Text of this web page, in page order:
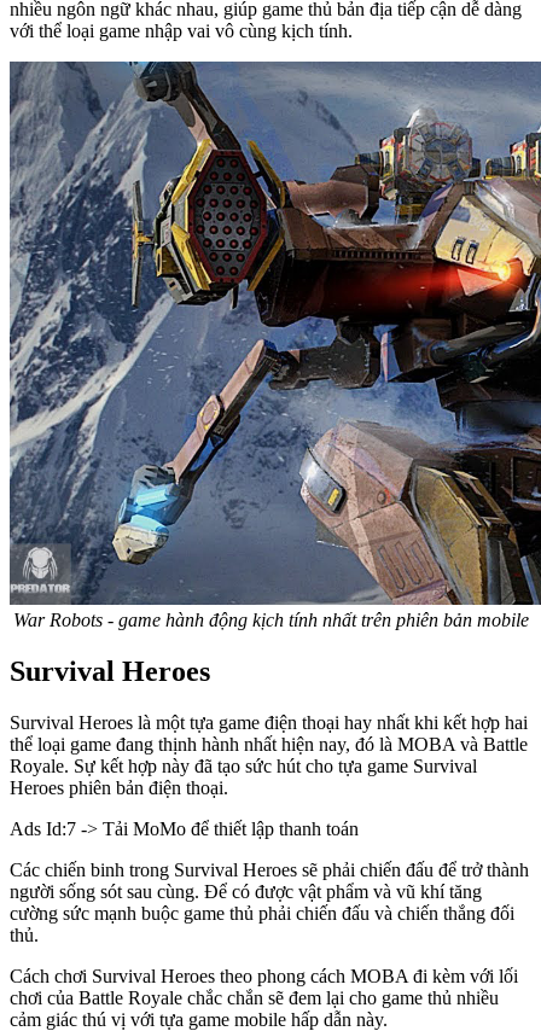
nhiều ngôn ngữ khác nhau, giúp game thủ bản địa tiếp cận dễ dàng
với thể loại game nhập vai vô cùng kịch tính.
War Robots - game hành động kịch tính nhất trên phiên bản mobile
Survival Heroes
Survival Heroes là một tựa game điện thoại hay nhất khi kết hợp hai
thể loại game đang thịnh hành nhất hiện nay, đó là MOBA và Battle
Royale. Sự kết hợp này đã tạo sức hút cho tựa game Survival
Heroes phiên bản điện thoại.
Ads Id:7 -> Tải MoMo để thiết lập thanh toán
Các chiến binh trong Survival Heroes sẽ phải chiến đấu để trở thành
người sống sót sau cùng. Để có được vật phẩm và vũ khí tăng
cường sức mạnh buộc game thủ phải chiến đấu và chiến thắng đối
thủ.
Cách chơi Survival Heroes theo phong cách MOBA đi kèm với lối
chơi của Battle Royale chắc chắn sẽ đem lại cho game thủ nhiều
cảm giác thú vị với tựa game mobile hấp dẫn này.